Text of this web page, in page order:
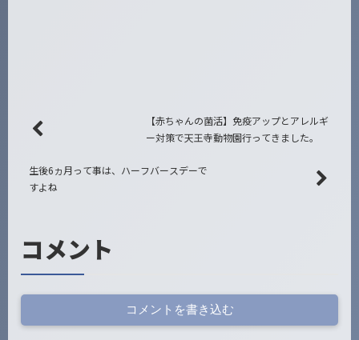
【赤ちゃんの菌活】免疫アップとアレルギ
ー対策で天王寺動物園行ってきました。
生後6ヵ月って事は、ハーフバースデーで
すよね
コメント
コメントを書き込む